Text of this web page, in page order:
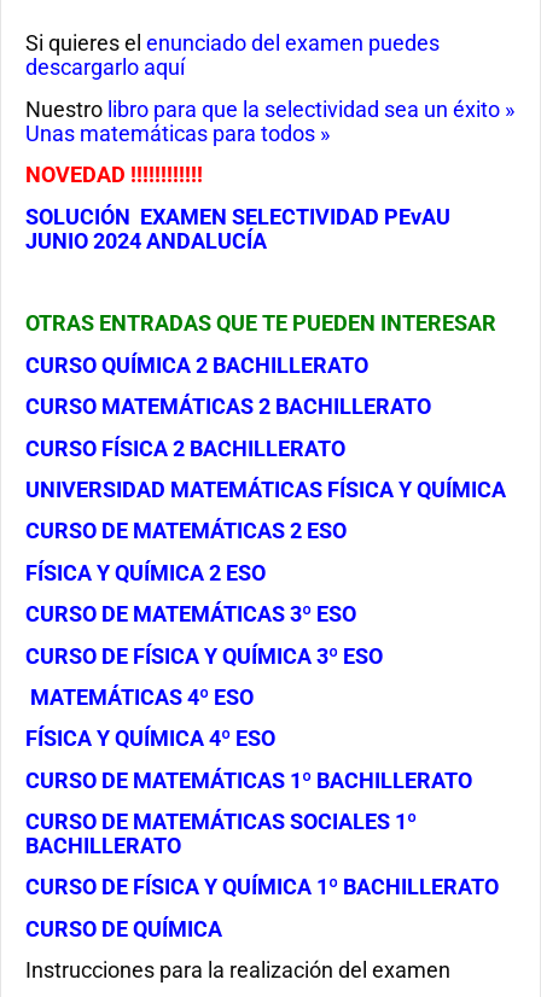
Si quieres el enunciado del examen puedes
descargarlo aquí
Nuestro libro para que la selectividad sea un éxito »
Unas matemáticas para todos »
NOVEDAD !!!!!!!!!!!!
SOLUCIÓN EXAMEN SELECTIVIDAD PEvAU
JUNIO 2024 ANDALUCÍA
OTRAS ENTRADAS QUE TE PUEDEN INTERESAR
CURSO QUÍMICA 2 BACHILLERATO
CURSO MATEMÁTICAS 2 BACHILLERATO
CURSO FÍSICA 2 BACHILLERATO
UNIVERSIDAD MATEMÁTICAS FÍSICA Y QUÍMICA
CURSO DE MATEMÁTICAS 2 ESO
FÍSICA Y QUÍMICA 2 ESO
CURSO DE MATEMÁTICAS 3º ESO
CURSO DE FÍSICA Y QUÍMICA 3º ESO
MATEMÁTICAS 4º ESO
FÍSICA Y QUÍMICA 4º ESO
CURSO DE MATEMÁTICAS 1º BACHILLERATO
CURSO DE MATEMÁTICAS SOCIALES 1º
BACHILLERATO
CURSO DE FÍSICA Y QUÍMICA 1º BACHILLERATO
CURSO DE QUÍMICA
Instrucciones para la realización del examen